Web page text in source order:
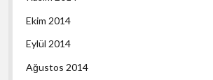
Ekim 2014
Eylül 2014
Ağustos 2014